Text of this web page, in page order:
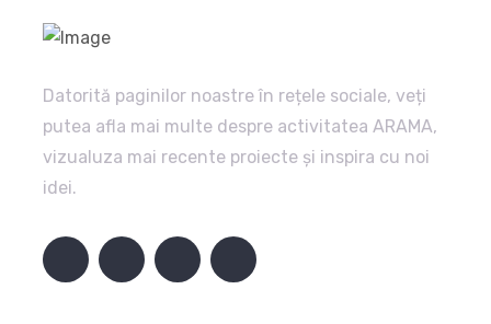
Datorită paginilor noastre în rețele sociale, veți
putea afla mai multe despre activitatea ARAMA,
vizualuza mai recente proiecte și inspira cu noi
idei.